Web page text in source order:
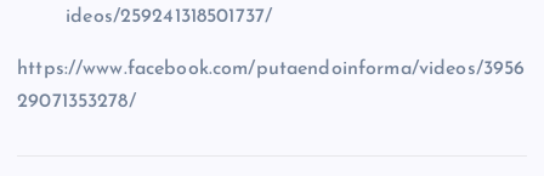
ideos/259241318501737/
https://www.facebook.com/putaendoinforma/videos/3956
29071353278/